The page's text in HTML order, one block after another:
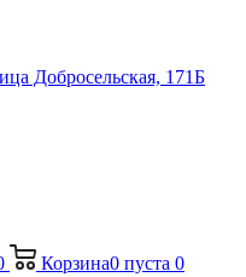
Добросельская, 171Б
Корзина0 пуста 0